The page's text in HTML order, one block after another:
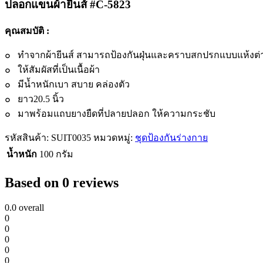
ปลอกแขนผ้ายีนส์ #C-5823
คุณสมบัติ :
๐ ทำจากผ้ายีนส์ สามารถป้องกันฝุ่นและคราบสกปรกแบบแห้งต่
๐ ให้สัมผัสที่เป็นเนื้อผ้า
๐ มีน้ำหนักเบา สบาย คล่องตัว
๐ ยาว20.5 นิ้ว
๐ มาพร้อมแถบยางยืดที่ปลายปลอก ให้ความกระชับ
รหัสสินค้า: SUIT0035 หมวดหมู่: ชุดป้องกันร่างกาย
น้ำหนัก 100 กรัม
Based on 0 reviews
0.0 overall
0
0
0
0
0